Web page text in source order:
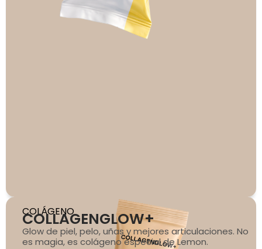
COLÁGENO
COLLAGENGLOW+
Glow de piel, pelo, uñas y mejores articulaciones. No
es magia, es colágeno especial de Lemon.